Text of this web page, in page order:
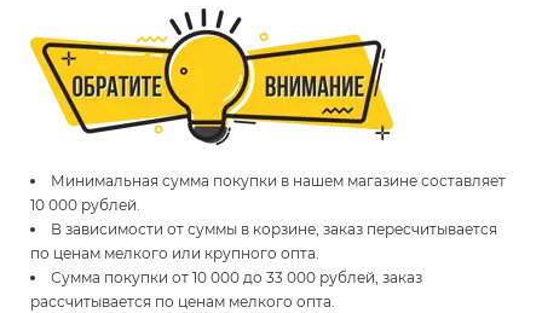
Минимальная сумма покупки в нашем магазине составляет
10 000 рублей.
В зависимости от суммы в корзине, заказ пересчитывается
по ценам мелкого или крупного опта.
Сумма покупки от 10 000 до 33 000 рублей, заказ
рассчитывается по ценам мелкого опта.